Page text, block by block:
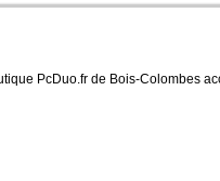
PcDuo.fr de Bois-Colombes